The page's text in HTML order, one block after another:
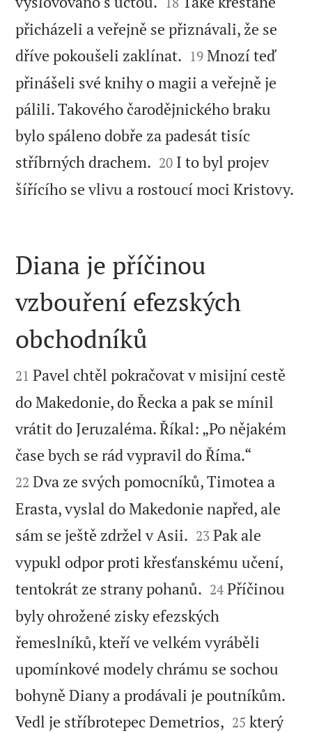
přicházeli a veřejně se přiznávali, že se
dříve pokoušeli zaklínat. 

19 Mnozí teď
přinášeli své knihy o magii a veřejně je
pálili. Takového čarodějnického braku
bylo spáleno dobře za padesát tisíc
stříbrných drachem. 

20 I to byl projev
šířícího se vlivu a rostoucí moci Kristovy.

Diana je příčinou
vzbouření efezských
obchodníků

21 Pavel chtěl pokračovat v misijní cestě
do Makedonie, do Řecka a pak se mínil
vrátit do Jeruzaléma. Říkal: „Po nějakém
čase bych se rád vypravil do Říma.“
22 Dva ze svých pomocníků, Timotea a
Erasta, vyslal do Makedonie napřed, ale
sám se ještě zdržel v Asii. 

23 Pak ale
vypukl odpor proti křesťanskému učení,
tentokrát ze strany pohanů. 

24 Příčinou
byly ohrožené zisky efezských
řemeslníků, kteří ve velkém vyráběli
upomínkové modely chrámu se sochou
bohyně Diany a prodávali je poutníkům.
Vedl je stříbrotepec Demetrios, 

25 který